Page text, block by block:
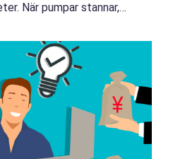
När pumpar stannar,
och höga kos...